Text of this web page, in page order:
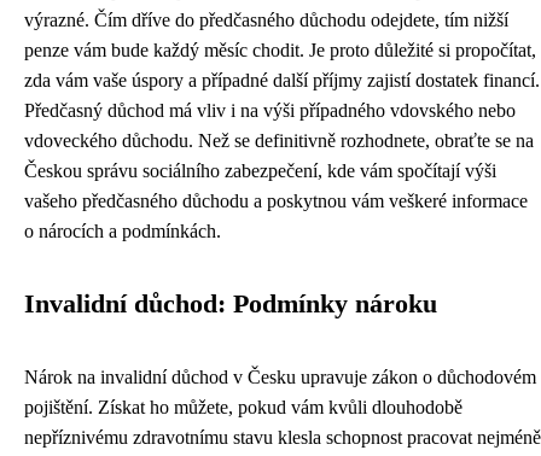
výrazné. Čím dříve do předčasného důchodu odejdete, tím nižší
penze vám bude každý měsíc chodit. Je proto důležité si propočítat,
zda vám vaše úspory a případné další příjmy zajistí dostatek financí.
Předčasný důchod má vliv i na výši případného vdovského nebo
vdoveckého důchodu. Než se definitivně rozhodnete, obraťte se na
Českou správu sociálního zabezpečení, kde vám spočítají výši
vašeho předčasného důchodu a poskytnou vám veškeré informace
o nárocích a podmínkách.
Invalidní důchod: Podmínky nároku
Nárok na invalidní důchod v Česku upravuje zákon o důchodovém
pojištění. Získat ho můžete, pokud vám kvůli dlouhodobě
nepříznivému zdravotnímu stavu klesla schopnost pracovat nejméně